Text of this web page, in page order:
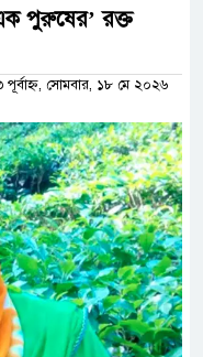
পুরুষের’ রক্ত
সোমবার, ১৮ মে ২০২৬